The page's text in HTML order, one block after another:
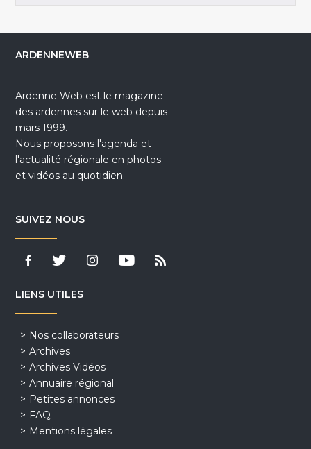
ARDENNEWEB
Ardenne Web est le magazine
des ardennes sur le web depuis
mars 1999.
Nous proposons l'agenda et
l'actualité régionale en photos
et vidéos au quotidien.
SUIVEZ NOUS
LIENS UTILES
Nos collaborateurs
Archives
Archives Vidéos
Annuaire régional
Petites annonces
FAQ
Mentions légales